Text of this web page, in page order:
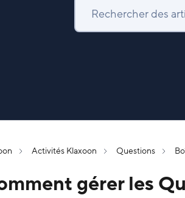
Activités Klaxoon Questions
gérer les